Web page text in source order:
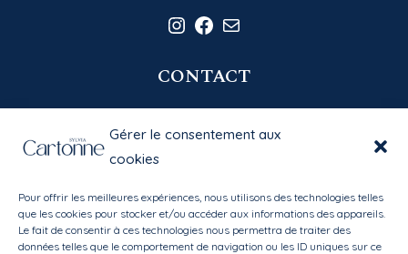
Gérer le consentement aux
cookies
Pour offrir les meilleures expériences, nous utilisons des technologies telles
que les cookies pour stocker et/ou accéder aux informations des appareils.
Le fait de consentir à ces technologies nous permettra de traiter des
données telles que le comportement de navigation ou les ID uniques sur ce
Instagram
Facebook
E-mail
CONTACT
contact@sylviacartonne.fr
EN SAVOIR PLUS